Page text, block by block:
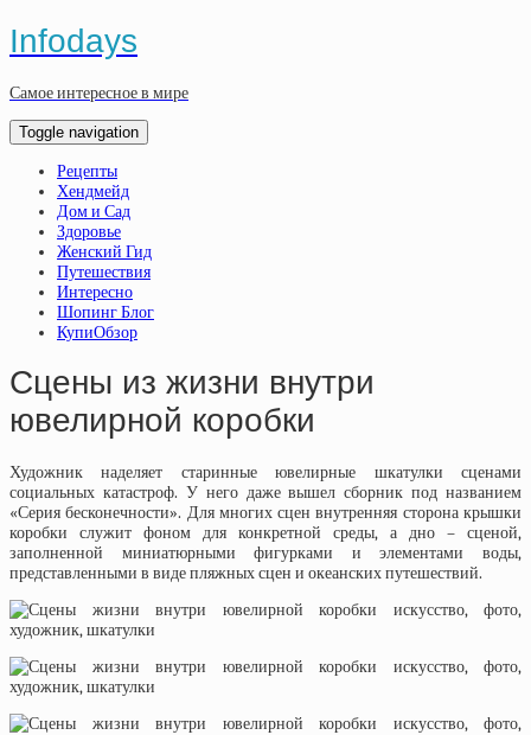
Infodays
Самое интересное в мире
Toggle navigation
Рецепты
Хендмейд
Дом и Сад
Здоровье
Женский Гид
Путешествия
Интересно
Шопинг Блог
КупиОбзор
Сцены из жизни внутри
ювелирной коробки
Художник наделяет старинные ювелирные шкатулки сценами
социальных катастроф. У него даже вышел сборник под названием
«Серия бесконечности». Для многих сцен внутренняя сторона крышки
коробки служит фоном для конкретной среды, а дно – сценой,
заполненной миниатюрными фигурками и элементами воды,
представленными в виде пляжных сцен и океанских путешествий.